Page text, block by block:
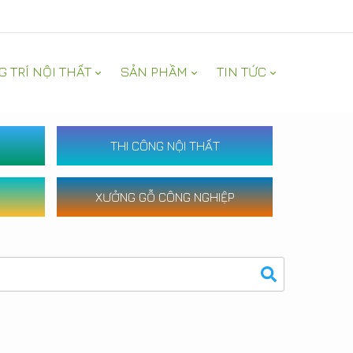
TRÍ NỘI THẤT SẢN PHẦM TIN TỨC
THI CÔNG NỘI THẤT
XƯỞNG GỖ CÔNG NGHIỆP